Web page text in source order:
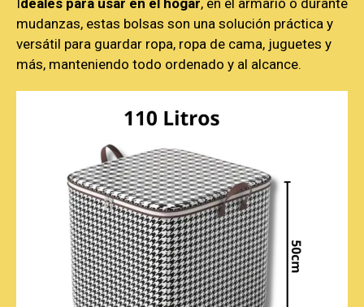
mudanzas, estas bolsas son una solución práctica y
versátil para guardar ropa, ropa de cama, juguetes y
más, manteniendo todo ordenado y al alcance.